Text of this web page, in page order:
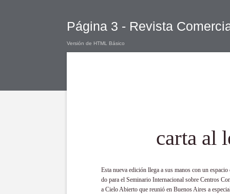
Página 3 - Revista
Versión de HTML Básico
carta al
Esta nueva edición llega a sus manos con un espacio
do para el Seminario Internacional sobre Centros
a Cielo Abierto que reunió en Buenos Aires a